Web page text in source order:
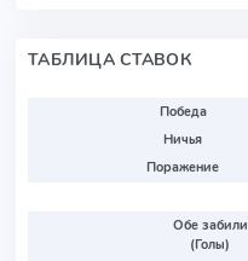
ТАБЛИЦА СТАВОК
Победа
Ничья
Поражение
Обе забили
(Голы)